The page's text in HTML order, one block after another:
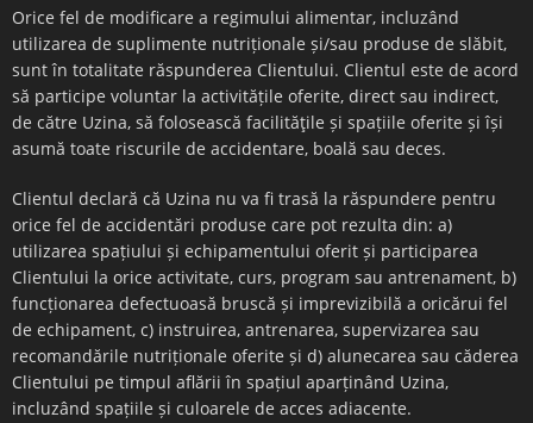
Orice fel de modificare a regimului alimentar, incluzând
utilizarea de suplimente nutriționale și/sau produse de slăbit,
sunt în totalitate răspunderea Clientului. Clientul este de acord
să participe voluntar la activitățile oferite, direct sau indirect,
de către Uzina, să folosească facilităţile și spațiile oferite și își
asumă toate riscurile de accidentare, boală sau deces.
Clientul declară că Uzina nu va fi trasă la răspundere pentru
orice fel de accidentări produse care pot rezulta din: a)
utilizarea spațiului și echipamentului oferit și participarea
Clientului la orice activitate, curs, program sau antrenament, b)
funcționarea defectuoasă bruscă și imprevizibilă a oricărui fel
de echipament, c) instruirea, antrenarea, supervizarea sau
recomandările nutriționale oferite și d) alunecarea sau căderea
Clientului pe timpul aflării în spațiul aparținând Uzina,
incluzând spațiile și culoarele de acces adiacente.